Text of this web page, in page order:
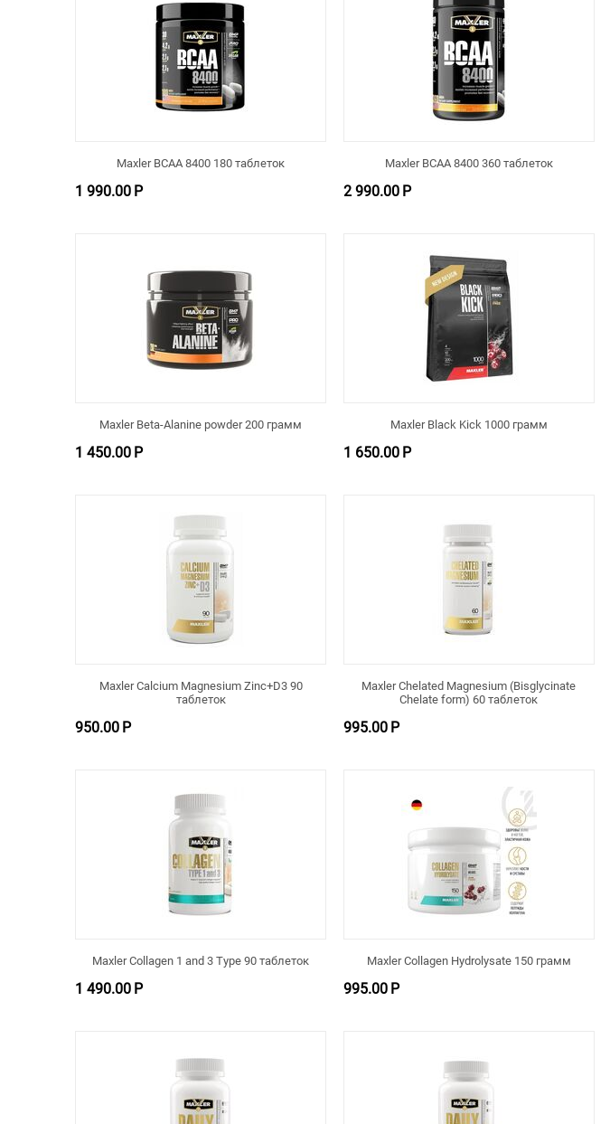
Maxler BCAA 8400 180 таблеток
1 990.00 Р
Maxler BCAA 8400 360 таблеток
2 990.00 Р
Maxler Beta-Alanine powder 200 грамм
1 450.00 Р
Maxler Black Kick 1000 грамм
1 650.00 Р
Maxler Calcium Magnesium Zinc+D3 90
таблеток
950.00 Р
Maxler Chelated Magnesium (Bisglycinate
Chelate form) 60 таблеток
995.00 Р
Maxler Collagen 1 and 3 Type 90 таблеток
1 490.00 Р
Maxler Collagen Hydrolysate 150 грамм
995.00 Р